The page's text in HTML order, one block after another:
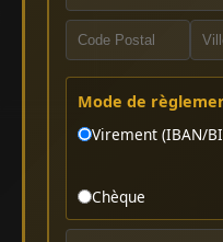
Mode de
Virement (IBAN/
Chèque